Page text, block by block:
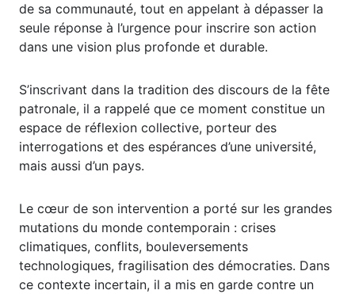
de sa communauté, tout en appelant à dépasser la
seule réponse à l’urgence pour inscrire son action
dans une vision plus profonde et durable.
S’inscrivant dans la tradition des discours de la fête
patronale, il a rappelé que ce moment constitue un
espace de réflexion collective, porteur des
interrogations et des espérances d’une université,
mais aussi d’un pays.
Le cœur de son intervention a porté sur les grandes
mutations du monde contemporain : crises
climatiques, conflits, bouleversements
technologiques, fragilisation des démocraties. Dans
ce contexte incertain, il a mis en garde contre un